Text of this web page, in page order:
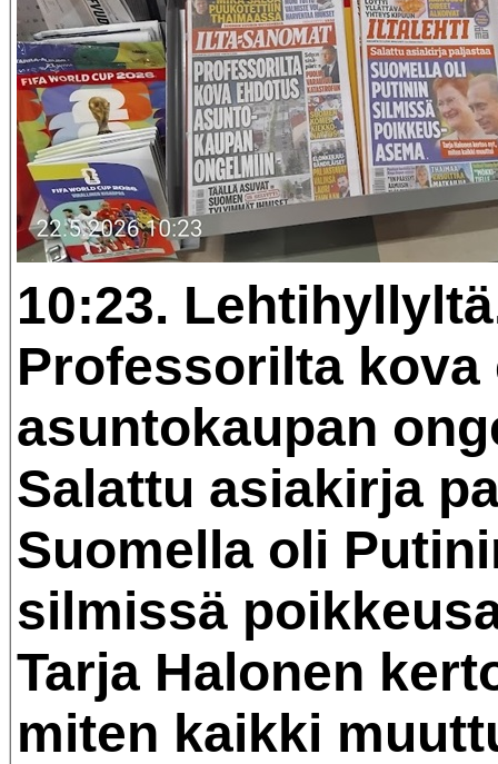
10:23.
Professorilta kova
asuntokaupan
Salattu asiakirja
Suomella oli
silmissä
Tarja Halonen
miten kaikki